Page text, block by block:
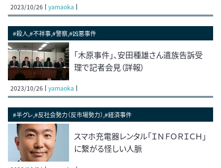
2023/10/26 yamaoka
#殺人,#不祥事,#警察,#凶悪事件
「木原事件」、安田種雄さん遺族告訴受
理で記者会見（詳報）
2023/10/26 yamaoka
#半グレ,#反社会勢力（反市場勢力）,#経済事件
スマホ充電器レンタル「ＩＮＦＯＲＩＣＨ」
に繋がる怪しい人脈